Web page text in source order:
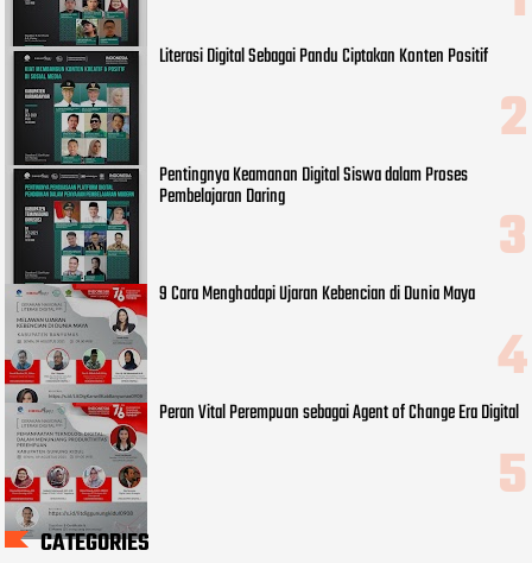
Literasi Digital Sebagai Pandu Ciptakan Konten Positif
Pentingnya Keamanan Digital Siswa dalam Proses
Pembelajaran Daring
9 Cara Menghadapi Ujaran Kebencian di Dunia Maya
Peran Vital Perempuan sebagai Agent of Change Era Digital
CATEGORIES